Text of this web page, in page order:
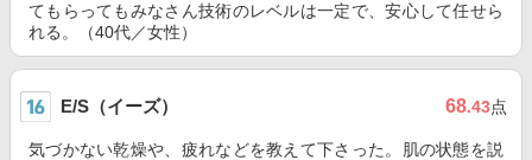
てもらってもみなさん技術のレベルは一定で、安心して任せら
れる。（40代／女性）
E/S（イーズ） 68.43点
気づかない乾燥や、疲れなどを教えて下さった。肌の状態を説